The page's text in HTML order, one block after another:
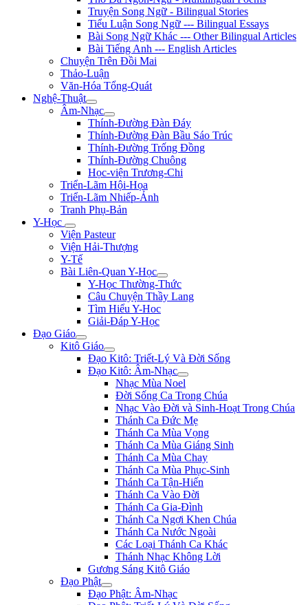
Truyện Song Ngữ - Bilingual Stories
Tiểu Luận Song Ngữ --- Bilingual Essays
Bài Song Ngữ Khác --- Other Bilingual Articles
Bài Tiếng Anh --- English Articles
Chuyện Trên Đồi Mai
Thảo-Luận
Văn-Hóa Tổng-Quát
Nghệ-Thuật
Âm-Nhạc
Thính-Đường Đàn Đáy
Thính-Đường Đàn Bầu Sáo Trúc
Thính-Đường Trống Đồng
Thính-Đường Chuông
Học-viện Trương-Chi
Triển-Lãm Hội-Họa
Triển-Lãm Nhiếp-Ảnh
Tranh Phụ-Bản
Y-Học
Viện Pasteur
Viện Hải-Thượng
Y-Tế
Bài Liên-Quan Y-Học
Y-Học Thường-Thức
Câu Chuyện Thầy Lang
Tìm Hiểu Y-Hoc
Giải-Đáp Y-Học
Đạo Giáo
Kitô Giáo
Đạo Kitô: Triết-Lý Và Đời Sống
Đạo Kitô: Âm-Nhạc
Nhạc Mùa Noel
Đời Sống Ca Trong Chúa
Nhạc Vào Đời và Sinh-Hoạt Trong Chúa
Thánh Ca Đức Mẹ
Thánh Ca Mùa Vọng
Thánh Ca Mùa Giáng Sinh
Thánh Ca Mùa Chay
Thánh Ca Mùa Phục-Sinh
Thánh Ca Tận-Hiến
Thánh Ca Vào Đời
Thánh Ca Gia-Đình
Thánh Ca Ngợi Khen Chúa
Thánh Ca Nước Ngoài
Các Loại Thánh Ca Khác
Thánh Nhạc Không Lời
Gương Sáng Kitô Giáo
Đạo Phật
Đạo Phật: Âm-Nhạc